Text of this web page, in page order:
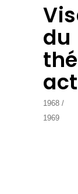
du
1968
1969